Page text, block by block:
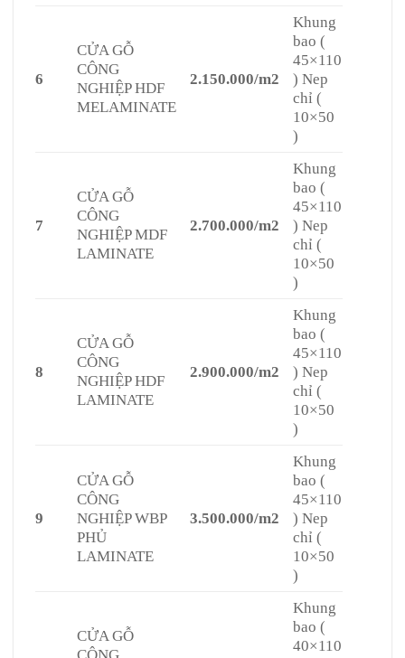
6
CỬA GỖ
CÔNG
NGHIỆP HDF
MELAMINATE
2.150.000/m2
Khung
bao (
45×110
) Nep
chỉ (
10×50
)
7
CỬA GỖ
CÔNG
NGHIỆP MDF
LAMINATE
2.700.000/m2
Khung
bao (
45×110
) Nep
chỉ (
10×50
)
8
CỬA GỖ
CÔNG
NGHIỆP HDF
LAMINATE
2.900.000/m2
Khung
bao (
45×110
) Nep
chỉ (
10×50
)
9
CỬA GỖ
CÔNG
NGHIỆP WBP
PHỦ
LAMINATE
3.500.000/m2
Khung
bao (
45×110
) Nep
chỉ (
10×50
)
CỬA GỖ
Khung
bao (
40×110